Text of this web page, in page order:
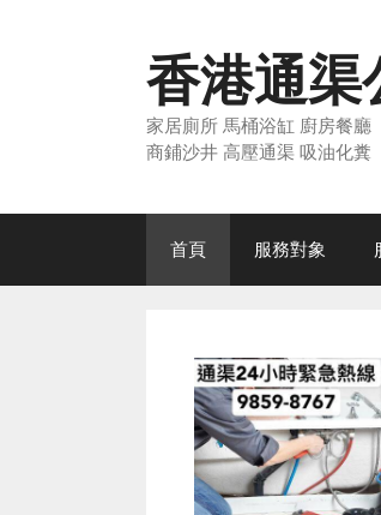
香港通渠
家居廁所 馬桶浴缸 廚房餐廳
商鋪沙井 高壓通渠 吸油化糞
首頁 服務對象